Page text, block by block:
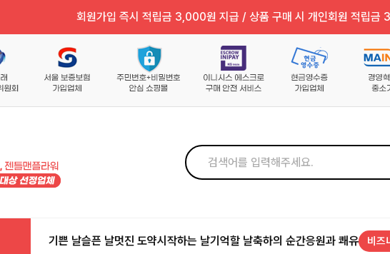
회원가입 즉시 적립금 3,000원 지급 / 상품 구매 시 개인회원 적립금
기쁜 날슬픈 날멋진 도약시작하는 날기억할 날축하의 순간응원과 쾌유 비즈